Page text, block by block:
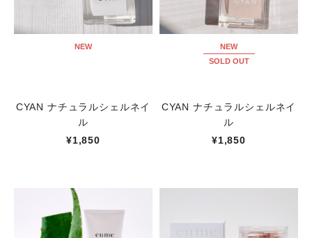
NEW
CYAN ナチュラルシェルネイ
ル
¥1,850
NEW
SOLD OUT
CYAN ナチュラルシェルネイ
ル
¥1,850